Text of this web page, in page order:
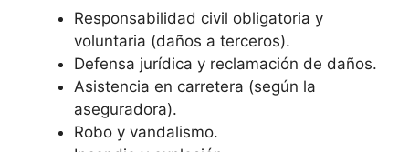
Responsabilidad civil obligatoria y
voluntaria (daños a terceros).
Defensa jurídica y reclamación de daños.
Asistencia en carretera (según la
aseguradora).
Robo y vandalismo.